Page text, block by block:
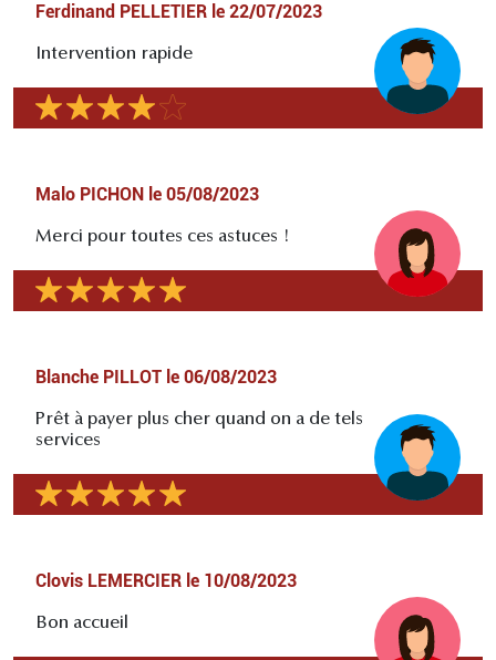
Ferdinand PELLETIER le 22/07/2023
Intervention rapide
Malo PICHON le 05/08/2023
Merci pour toutes ces astuces !
Blanche PILLOT le 06/08/2023
Prêt à payer plus cher quand on a de tels
services
Clovis LEMERCIER le 10/08/2023
Bon accueil